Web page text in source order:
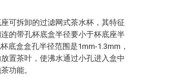
可拆卸的过滤网式茶水杯，其特征
的带孔杯底盒半径要小于杯底座半
底盒盒孔半径范围是1mm-1.3mm，
置茶叶，使沸水通过小孔进入盒中
功能。